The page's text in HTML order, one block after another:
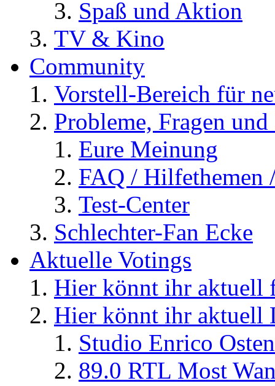
Spaß und Aktion
TV & Kino
Community
Vorstell-Bereich für
Probleme, Fragen
Eure Meinung
FAQ / Hilfethemen
Test-Center
Schlechter-Fan Ecke
Aktuelle Votings
Hier könnt ihr aktuell
Hier könnt ihr aktuell
Studio Enrico
89.0 RTL Most